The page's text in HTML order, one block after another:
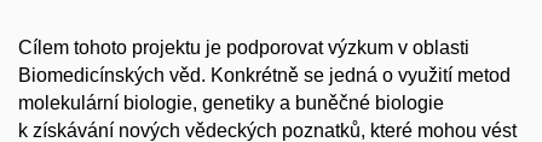
Cílem tohoto projektu je podporovat výzkum v oblasti
Biomedicínských věd. Konkrétně se jedná o využití metod
molekulární biologie, genetiky a buněčné biologie
k získávání nových vědeckých poznatků, které mohou vést